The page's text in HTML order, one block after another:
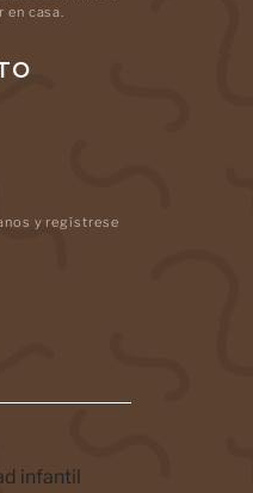
casa.
y regístrese